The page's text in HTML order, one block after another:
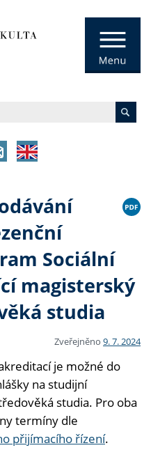
Sociální
magisterský
studia
Zveřejněno 9. 7. 2024
je možné do
na studijní
studia. Pro oba
termíny dle
přijímacího řízení.